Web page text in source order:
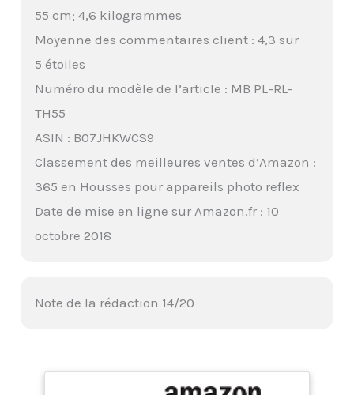
55 cm; 4,6 kilogrammes
Moyenne des commentaires client : 4,3 sur
5 étoiles
Numéro du modèle de l’article : MB PL-RL-
TH55
ASIN : B07JHKWCS9
Classement des meilleures ventes d’Amazon :
365 en Housses pour appareils photo reflex
Date de mise en ligne sur Amazon.fr : 10
octobre 2018
Note de la rédaction 14/20